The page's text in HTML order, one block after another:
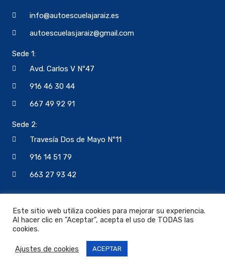
info@autoescuelajaraiz.es
autoescuelasjaraiz@gmail.com
Sede 1:
Avd. Carlos V Nº47
916 46 30 44
667 49 92 91
Sede 2:
Travesía Dos de Mayo Nº11
916 14 51 79
663 27 93 42
Términos y Condiciones | Política de Privacidad
Este sitio web utiliza cookies para mejorar su experiencia.
Al hacer clic en "Aceptar", acepta el uso de TODAS las
cookies.
Ajustes de cookies ACEPTAR